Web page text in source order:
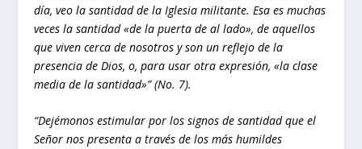
día, veo la santidad de la Iglesia militante. Esa es muchas
veces la santidad «de la puerta de al lado», de aquellos
que viven cerca de nosotros y son un reflejo de la
presencia de Dios, o, para usar otra expresión, «la clase
media de la santidad»” (No. 7).
“Dejémonos estimular por los signos de santidad que el
Señor nos presenta a través de los más humildes